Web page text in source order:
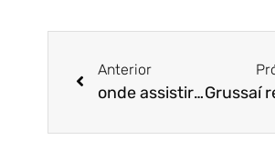
Anterior
onde assistir futebol ao vivo e horários